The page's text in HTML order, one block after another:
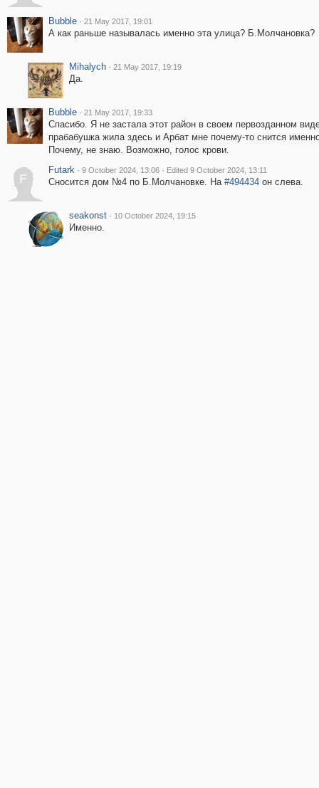
Bubble · 21 May 2017, 19:01
А как раньше называлась именно эта улица? Б.Молчановка?
Mihalych · 21 May 2017, 19:19
Да.
Bubble · 21 May 2017, 19:33
Спасибо. Я не застала этот район в своем первозданном
прабабушка жила здесь и Арбат мне почему-то снится
Почему, не знаю. Возможно, голос крови.
F
Futark · 9 October 2024, 13:06 · Edited 9 October 2024, 13:11
Сносится дом №4 по Б.Молчановке. На #494434он слева.
seakonst · 10 October 2024, 19:15
Именно.